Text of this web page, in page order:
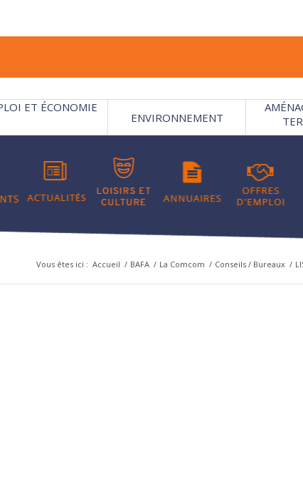
ET ÉCONOMIE
ENVIRONNEMENT
Vous êtes ici : Accueil / BAFA / La Comcom / Conseils / Bureaux /